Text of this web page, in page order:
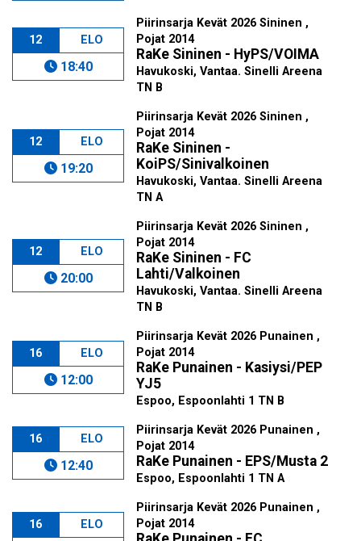
12 ELO
18:40
Piirinsarja Kevät 2026 Sininen ,
Pojat 2014
RaKe Sininen - HyPS/VOIMA
Havukoski, Vantaa. Sinelli Areena
TN B
12 ELO
19:20
Piirinsarja Kevät 2026 Sininen ,
Pojat 2014
RaKe Sininen -
KoiPS/Sinivalkoinen
Havukoski, Vantaa. Sinelli Areena
TN A
12 ELO
20:00
Piirinsarja Kevät 2026 Sininen ,
Pojat 2014
RaKe Sininen - FC
Lahti/Valkoinen
Havukoski, Vantaa. Sinelli Areena
TN B
16 ELO
12:00
Piirinsarja Kevät 2026 Punainen ,
Pojat 2014
RaKe Punainen - Kasiysi/PEP
YJ5
Espoo, Espoonlahti 1 TN B
16 ELO
12:40
Piirinsarja Kevät 2026 Punainen ,
Pojat 2014
RaKe Punainen - EPS/Musta 2
Espoo, Espoonlahti 1 TN A
16 ELO
Piirinsarja Kevät 2026 Punainen ,
Pojat 2014